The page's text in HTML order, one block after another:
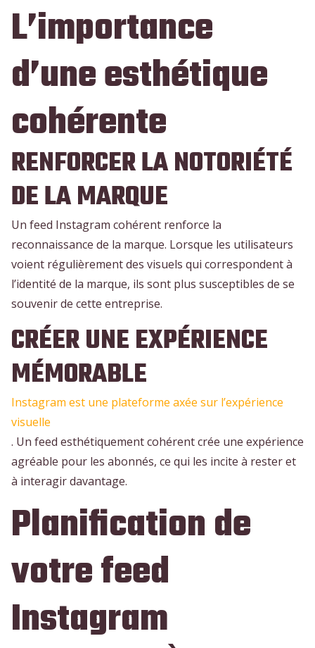
L’importance
d’une esthétique
cohérente
RENFORCER LA NOTORIÉTÉ
DE LA MARQUE
Un feed Instagram cohérent renforce la
reconnaissance de la marque. Lorsque les utilisateurs
voient régulièrement des visuels qui correspondent à
l’identité de la marque, ils sont plus susceptibles de se
souvenir de cette entreprise.
CRÉER UNE EXPÉRIENCE
MÉMORABLE
Instagram est une plateforme axée sur l’expérience
visuelle
. Un feed esthétiquement cohérent crée une expérience
agréable pour les abonnés, ce qui les incite à rester et
à interagir davantage.
Planification de
votre feed
Instagram